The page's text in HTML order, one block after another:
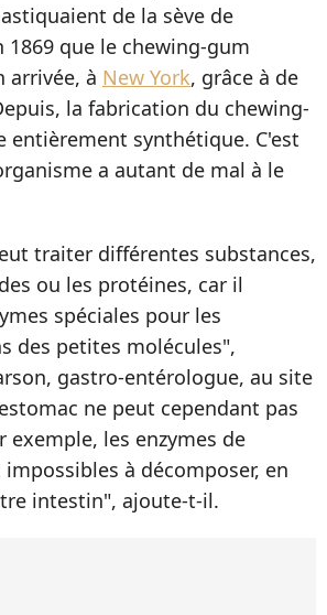
de la sève de
1869 que le chewing-gum
arrivée, à New York, grâce à de
la fabrication du chewing-
entièrement synthétique. C'est
a autant de mal à le
traiter différentes substances,
ou les protéines, car il
spéciales pour les
des petites molécules",
gastro-entérologue, au site
ne peut cependant pas
les enzymes de
à décomposer, en
intestin", ajoute-t-il.